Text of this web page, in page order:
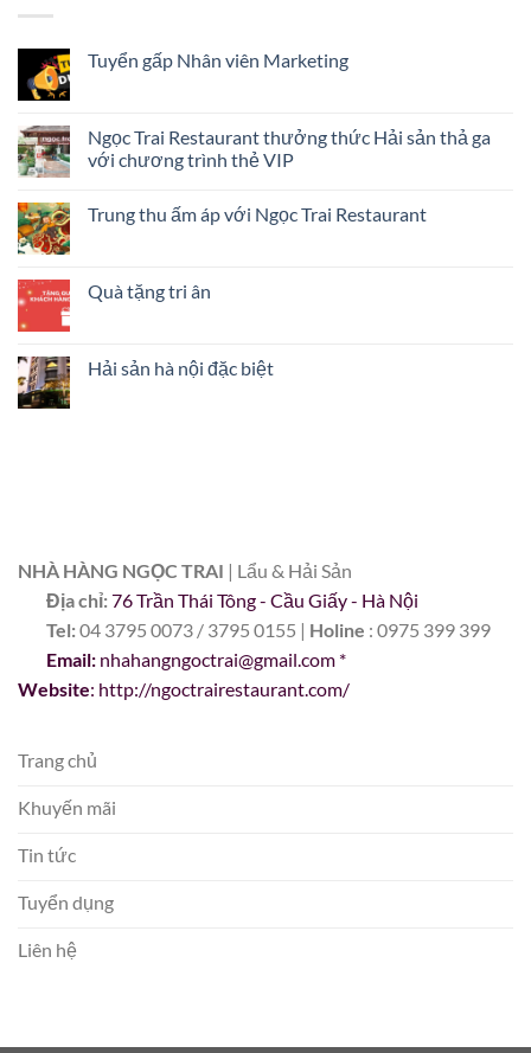
Tuyển gấp Nhân viên Marketing
Ngọc Trai Restaurant thưởng thức Hải sản thả ga
với chương trình thẻ VIP
Trung thu ấm áp với Ngọc Trai Restaurant
Quà tặng tri ân
Hải sản hà nội đặc biệt
NHÀ HÀNG NGỌC TRAI | Lẩu & Hải Sản
Địa chỉ:76 Trần Thái Tông - Cầu Giấy - Hà Nội
Tel:04 3795 0073 / 3795 0155 | Holine : 0975 399 399
Email: nhahangngoctrai@gmail.com *
Website: http://ngoctrairestaurant.com/
Trang chủ
Khuyến mãi
Tin tức
Tuyển dụng
Liên hệ